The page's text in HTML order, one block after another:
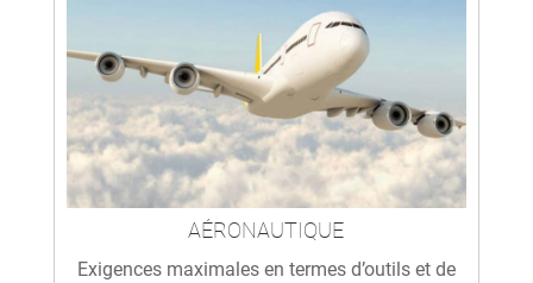
AÉRONAUTIQUE
Exigences maximales en termes d’outils et de